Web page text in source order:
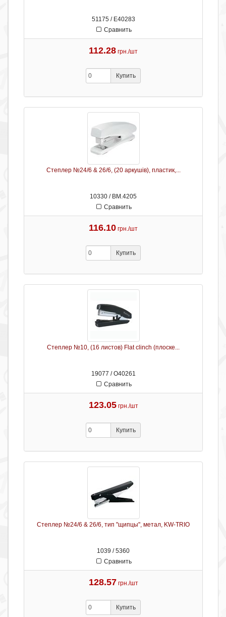
51175 / Е40283
Сравнить
112.28 грн./шт
Купить
Степлер №24/6 & 26/6, (20 аркушів), пластик,...
10330 / ВМ.4205
Сравнить
116.10 грн./шт
Купить
Степлер №10, (16 листов) Flat clinch (плоске...
19077 / О40261
Сравнить
123.05 грн./шт
Купить
Степлер №24/6 & 26/6, тип "щипцы", метал, KW-TRIO
1039 / 5360
Сравнить
128.57 грн./шт
Купить